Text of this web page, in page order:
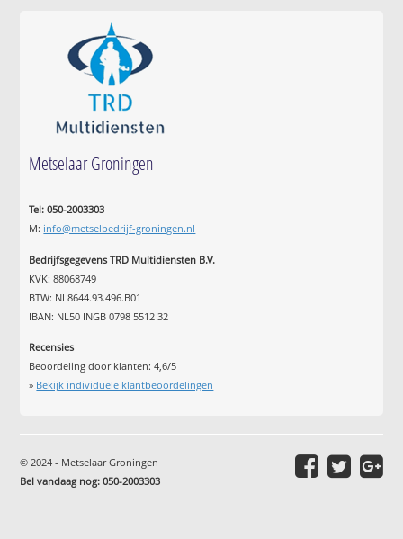
Metselaar Groningen
Tel: 050-2003303
M: info@metselbedrijf-groningen.nl
Bedrijfsgegevens TRD Multidiensten B.V.
KVK: 88068749
BTW: NL8644.93.496.B01
IBAN: NL50 INGB 0798 5512 32
Recensies
Beoordeling door klanten:4,6/5
» Bekijk individuele klantbeoordelingen
© 2024 - Metselaar Groningen
Bel vandaag nog: 050-2003303